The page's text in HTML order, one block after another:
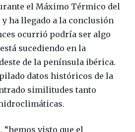
el Máximo Térmico del
y ha llegado a la conclusión
ocurrió podría ser algo
sucediendo en la
de la península ibérica.
datos históricos de la
similitudes tanto
“hemos visto que el